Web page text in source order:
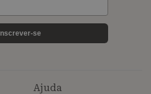
Inscrever-se
Ajuda